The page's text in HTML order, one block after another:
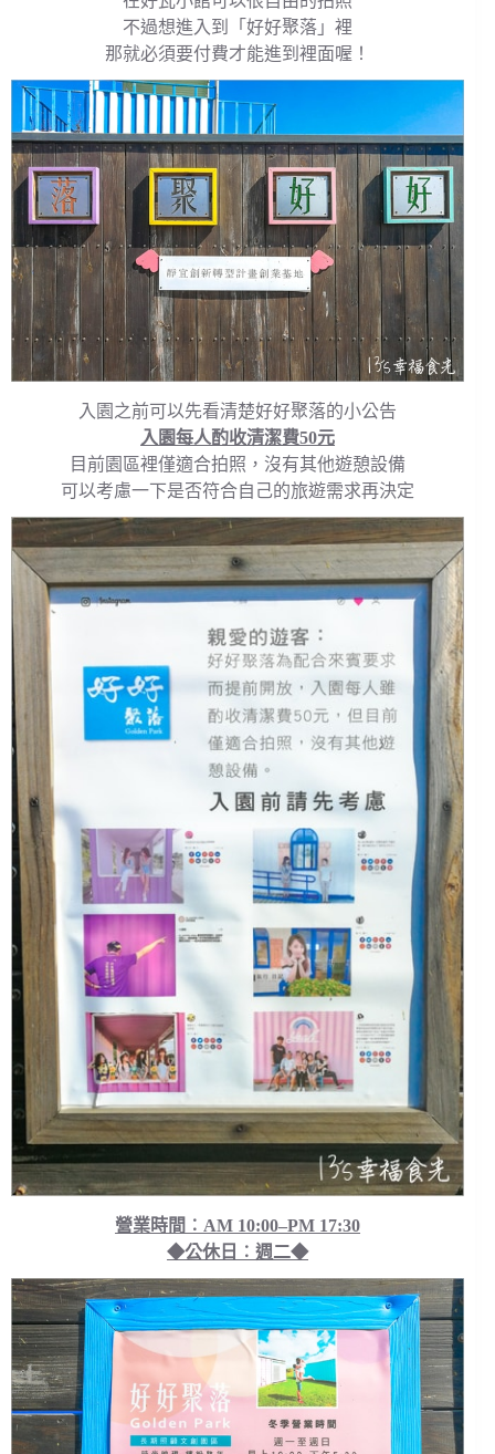
不過想進入到「好好聚落」裡
那就必須要付費才能進到裡面喔！
入園之前可以先看清楚好好聚落的小公告
入園每人酌收清潔費50元
目前園區裡僅適合拍照，沒有其他遊憩設備
可以考慮一下是否符合自己的旅遊需求再決定
營業時間︰AM 10:00–PM 17:30
◆公休日︰週二◆